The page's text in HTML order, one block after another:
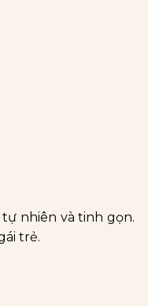
nhiên và tinh gọn.
trẻ.